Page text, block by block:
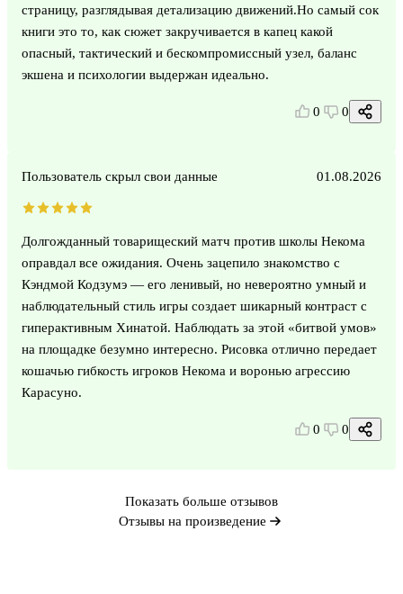
страницу, разглядывая детализацию движений.Но самый сок
книги это то, как сюжет закручивается в капец какой
опасный, тактический и бескомпромиссный узел, баланс
экшена и психологии выдержан идеально.
0 0
Пользователь скрыл свои данные 01.08.2026
Долгожданный товарищеский матч против школы Некома
оправдал все ожидания. Очень зацепило знакомство с
Кэндмой Кодзумэ — его ленивый, но невероятно умный и
наблюдательный стиль игры создает шикарный контраст с
гиперактивным Хинатой. Наблюдать за этой «битвой умов»
на площадке безумно интересно. Рисовка отлично передает
кошачью гибкость игроков Некома и воронью агрессию
Карасуно.
0 0
Показать больше отзывов
Отзывы на произведение